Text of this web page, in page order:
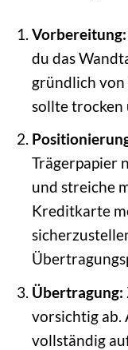
Vorbereitung:
du das
gründlich von
sollte trocken
Trägerpapier
und streiche
Kreditkarte
Übertragung:
vorsichtig ab.
vollständig